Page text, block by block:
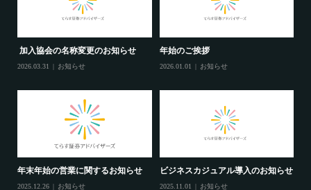
加入協会の名称変更のお知らせ
2026.03.31 お知らせ
年始のご挨拶
2026.01.01 お知らせ
年末年始の営業に関するお知らせ
2025.12.26 お知らせ
ビジネスカジュアル導入のお知らせ
2025.11.01 お知らせ